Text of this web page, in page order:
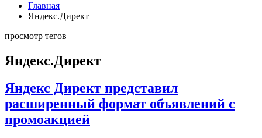
Главная
Яндекс.Директ
просмотр тегов
Яндекс.Директ
Яндекс Директ представил
расширенный формат объявлений с
промоакцией